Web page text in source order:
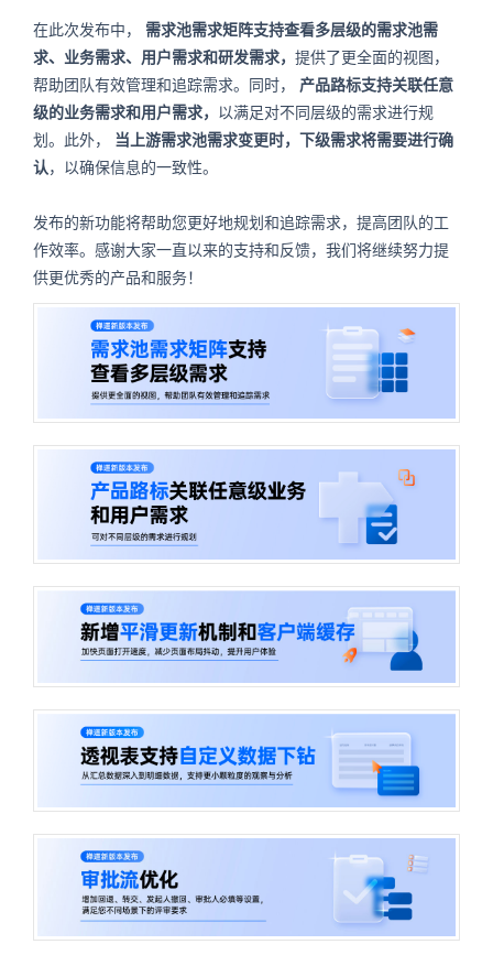
在此次发布中， 需求池需求矩阵支持查看多层级的需求池需
求、业务需求、用户需求和研发需求， 提供了更全面的视图，
帮助团队有效管理和追踪需求。同时， 产品路标支持关联任意
级的业务需求和用户需求， 以满足对不同层级的需求进行规
划。此外， 当上游需求池需求变更时，下级需求将需要进行确
认，以确保信息的一致性。
发布的新功能将帮助您更好地规划和追踪需求，提高团队的工
作效率。感谢大家一直以来的支持和反馈，我们将继续努力提
供更优秀的产品和服务！